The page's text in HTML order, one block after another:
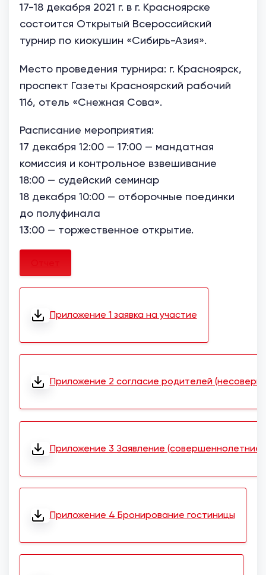
17-18 декабря 2021 г. в г. Красноярске
состоится Открытый Всероссийский
турнир по киокушин «Сибирь-Азия».
Место проведения турнира: г. Красноярск,
проспект Газеты Красноярский рабочий
116, отель «Снежная Сова».
Расписание мероприятия:
17 декабря 12:00 — 17:00 — мандатная
комиссия и контрольное взвешивание
18:00 — судейский семинар
18 декабря 10:00 — отборочные поединки
до полуфинала
13:00 — торжественное открытие.
Приложение 1 заявка на участие
Приложение 2 согласие родителей
Приложение 3 Заявление (совершеннолетние.)
Приложение 4 Бронирование гостиницы